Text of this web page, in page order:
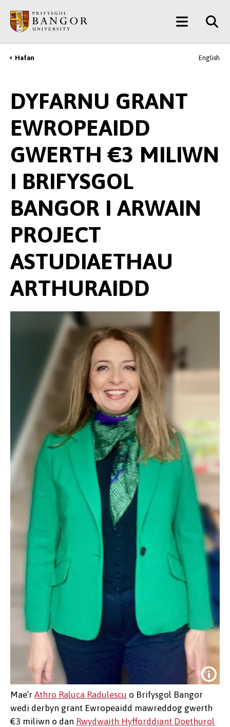
Prif
Gynnwys
Main
Menu
Breadcrumb
Hafan English
DYFARNU GRANT
EWROPEAIDD
GWERTH €3 MILIWN
I BRIFYSGOL
BANGOR I ARWAIN
PROJECT
ASTUDIAETHAU
ARTHURAIDD
Mae’r Athro Raluca Radulescu o Brifysgol Bangor
wedi derbyn grant Ewropeaidd mawreddog gwerth
€3 miliwn o dan Rwydwaith Hyfforddiant Doethurol